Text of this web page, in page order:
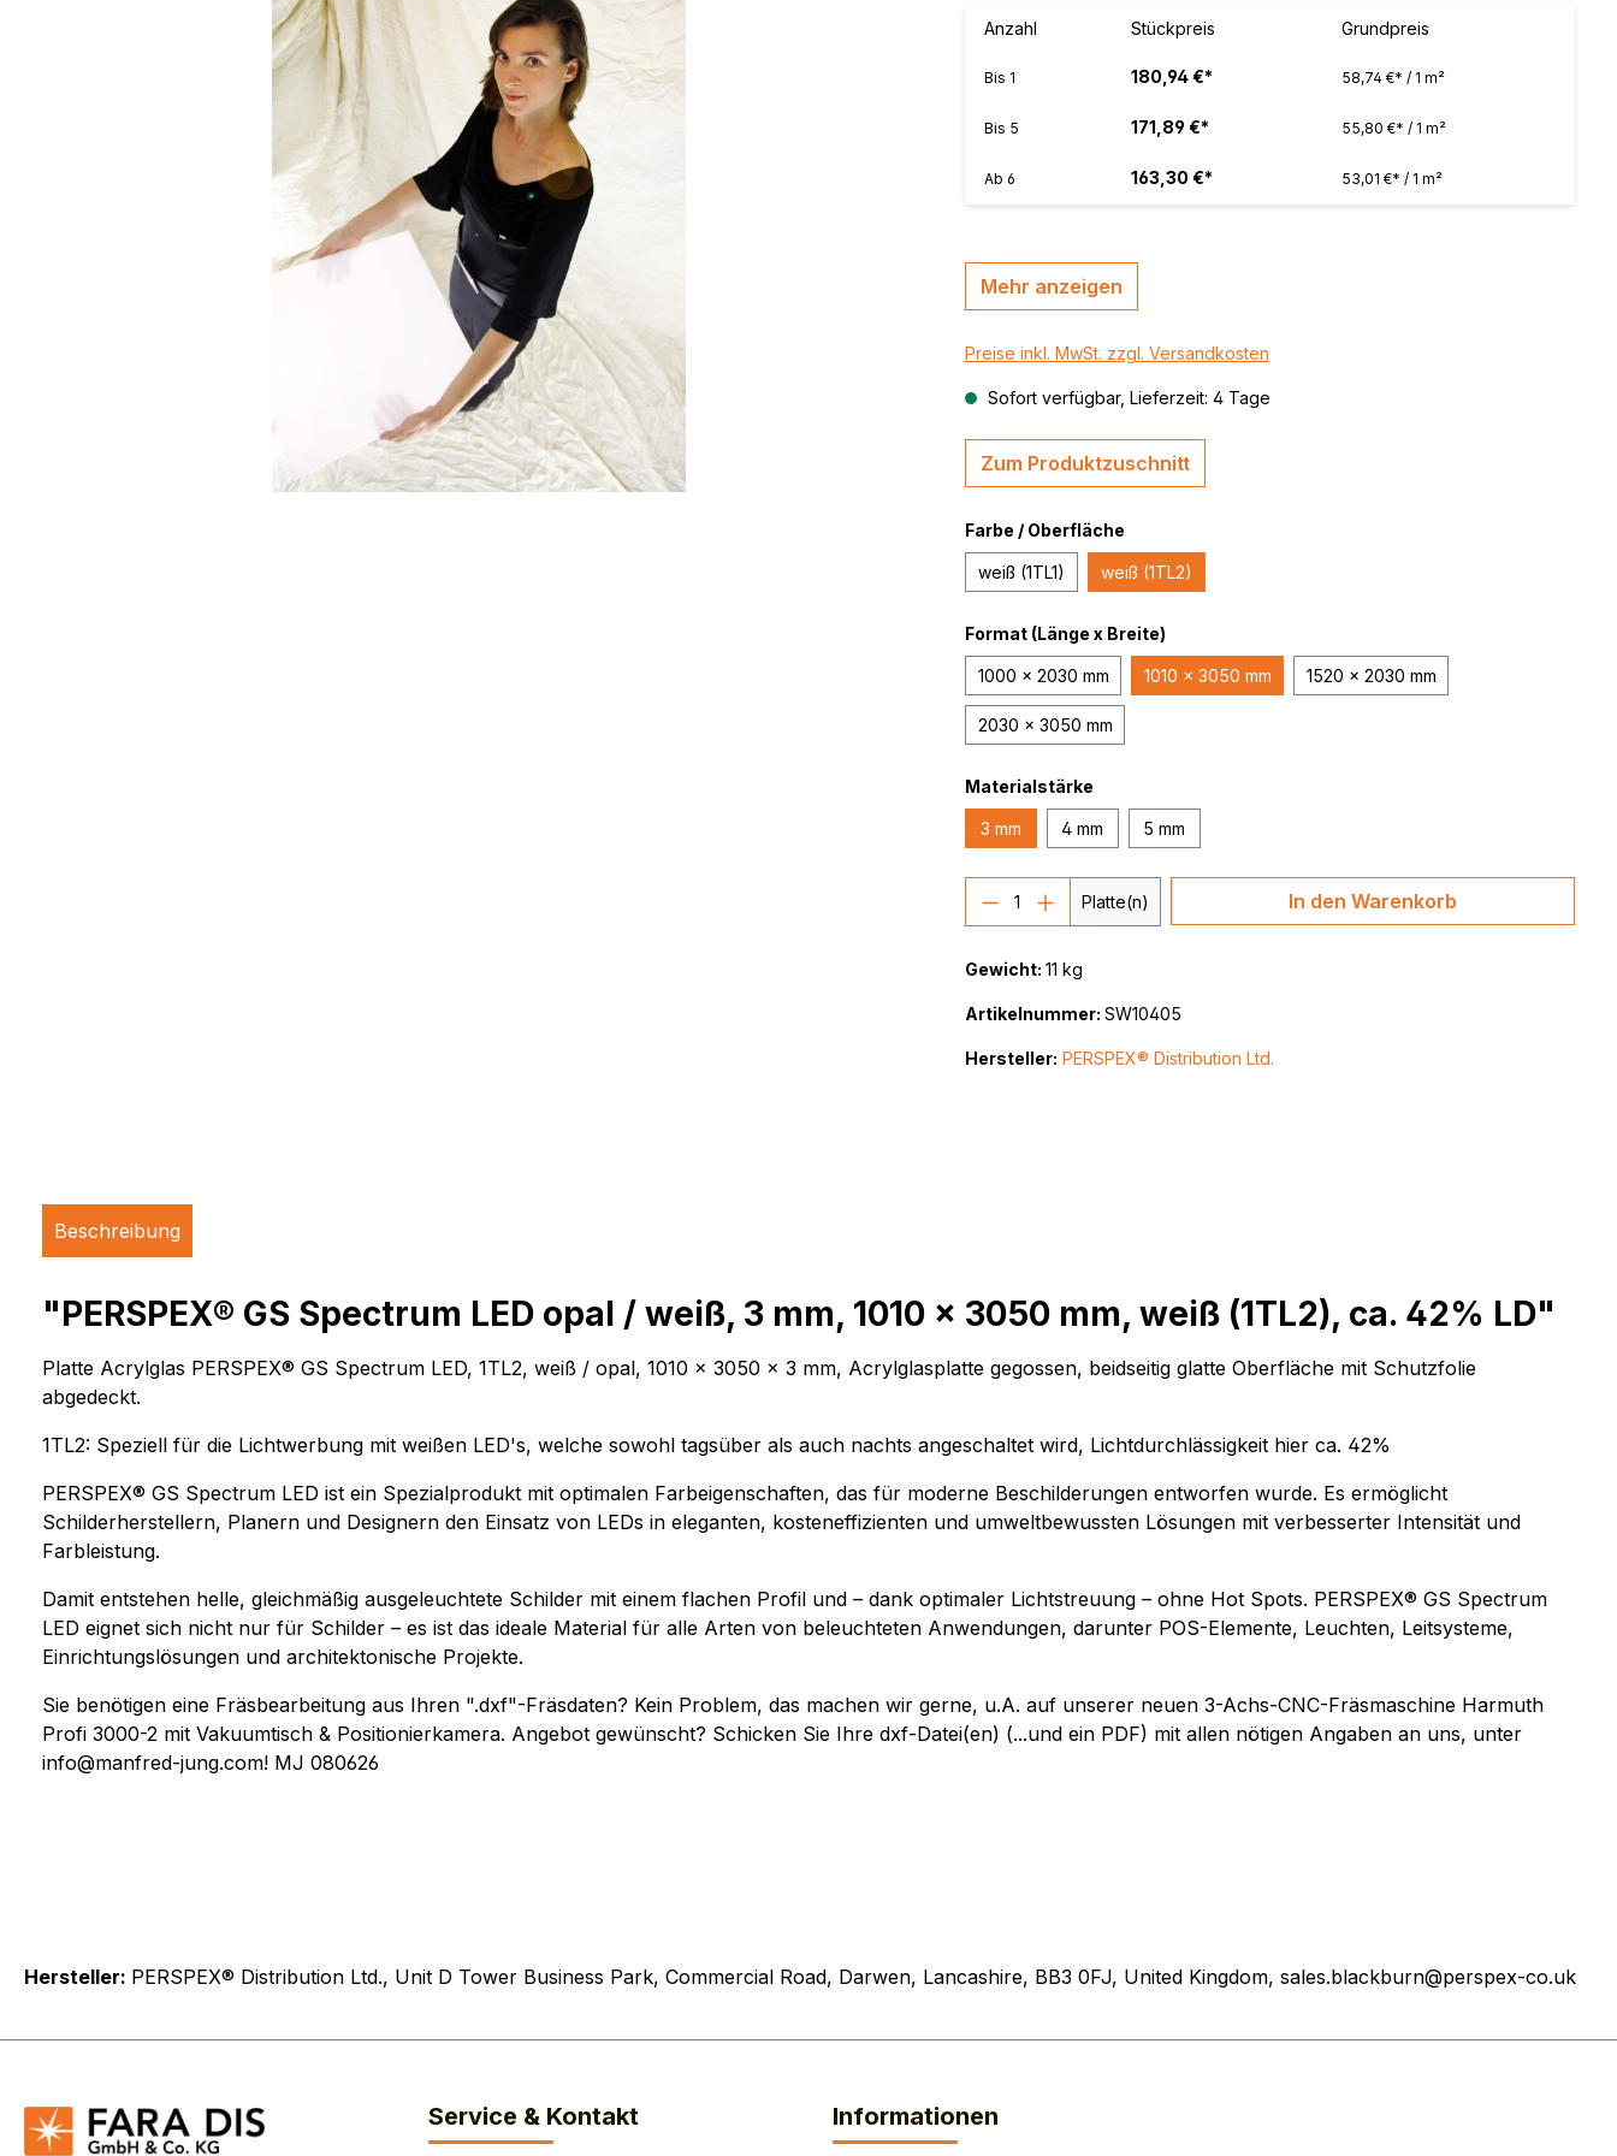
DIBOND® Spiegel außen, B-s2,
d0
DIBOND®, Butlerfinish,
gebürstete Aluoptik, anthrazit /
rosé
MasterBond®, farbig / color
silber gebürstet
MasterBond® Steel,
IEASY®BOND
Anzahl Stückpreis Grundpreis
Bis 1 180,94 €* 58,74 €* / 1 m²
Bis 5 171,89 €* 55,80 €* / 1 m²
Ab 6 163,30 €* 53,01 €* / 1 m²
Mehr anzeigen
Preise inkl. MwSt. zzgl. Versandkosten
Sofort verfügbar, Lieferzeit: 4 Tage
Zum Produktzuschnitt
Farbe / Oberfläche
weiß (1TL1) weiß (1TL2)
Format (Länge x Breite)
1000 x 2030 mm 1010 x 3050 mm 1520 x 2030 mm
2030 x 3050 mm
Materialstärke
3 mm 4 mm 5 mm
Produkt Anzahl: Gib den gewünschten Wert
Platte(n) In den Warenkorb
Gewicht: 11 kg
Artikelnummer: SW10405
Hersteller: PERSPEX® Distribution Ltd.
Beschreibung
"PERSPEX® GS Spectrum LED opal / weiß, 3 mm, 1010 x 3050 mm, weiß (1TL2), ca. 42% LD"
Platte Acrylglas PERSPEX® GS Spectrum LED, 1TL2, weiß / opal, 1010 x 3050 x 3 mm, Acrylglasplatte gegossen, beidseitig glatte Oberfläche mit Schutzfolie
abgedeckt.
1TL2: Speziell für die Lichtwerbung mit weißen LED's, welche sowohl tagsüber als auch nachts angeschaltet wird, Lichtdurchlässigkeit hier ca. 42%
PERSPEX® GS Spectrum LED ist ein Spezialprodukt mit optimalen Farbeigenschaften, das für moderne Beschilderungen entworfen wurde. Es ermöglicht
Schilderherstellern, Planern und Designern den Einsatz von LEDs in eleganten, kosteneffizienten und umweltbewussten Lösungen mit verbesserter Intensität und
Farbleistung.
Damit entstehen helle, gleichmäßig ausgeleuchtete Schilder mit einem flachen Profil und – dank optimaler Lichtstreuung – ohne Hot Spots. PERSPEX® GS Spectrum
LED eignet sich nicht nur für Schilder – es ist das ideale Material für alle Arten von beleuchteten Anwendungen, darunter POS-Elemente, Leuchten, Leitsysteme,
Einrichtungslösungen und architektonische Projekte.
Sie benötigen eine Fräsbearbeitung aus Ihren ".dxf"-Fräsdaten? Kein Problem, das machen wir gerne, u.A. auf unserer neuen 3-Achs-CNC-Fräsmaschine Harmuth
Profi 3000-2 mit Vakuumtisch & Positionierkamera. Angebot gewünscht? Schicken Sie Ihre dxf-Datei(en) (...und ein PDF) mit allen nötigen Angaben an uns, unter
info@manfred-jung.com! MJ 080626
Hersteller: PERSPEX® Distribution Ltd., Unit D Tower Business Park, Commercial Road, Darwen, Lancashire, BB3 0FJ, United Kingdom, sales.blackburn@perspex-co.uk
Service & Kontakt Informationen